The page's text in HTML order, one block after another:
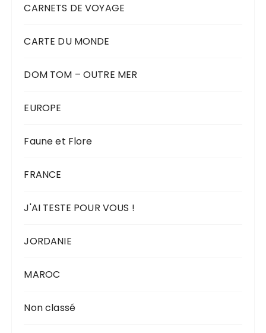
CARNETS DE VOYAGE
CARTE DU MONDE
DOM TOM – OUTRE MER
EUROPE
Faune et Flore
FRANCE
J'AI TESTE POUR VOUS !
JORDANIE
MAROC
Non classé